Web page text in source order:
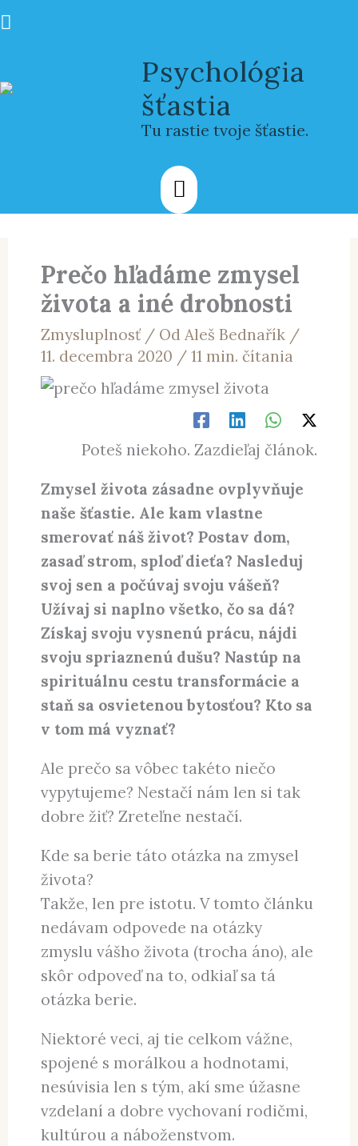
Preskočiť
na
Hľadať
Psychológia
šťastia
Tu rastie tvoje šťastie.
Hlavné
Menu
Prečo hľadáme zmysel
života a iné drobnosti
Zmysluplnosť/ Od Aleš Bednařík /
11. decembra 2020 / 11 min. čítania
Poteš niekoho. Zazdieľaj článok.
Zmysel života zásadne ovplyvňuje
naše šťastie. Ale kam vlastne
smerovať náš život? Postav dom,
zasaď strom, sploď dieťa? Nasleduj
svoj sen a počúvaj svoju vášeň?
Užívaj si naplno všetko, čo sa dá?
Získaj svoju vysnenú prácu, nájdi
svoju spriaznenú dušu? Nastúp na
spirituálnu cestu transformácie a
staň sa osvietenou bytosťou? Kto sa
v tom má vyznať?
Ale prečo sa vôbec takéto niečo
vypytujeme? Nestačí nám len si tak
dobre žiť? Zreteľne nestačí.
Kde sa berie táto otázka na zmysel
života?
Takže, len pre istotu. V tomto článku
nedávam odpovede na otázky
zmyslu vášho života (trocha áno), ale
skôr odpoveď na to, odkiaľ sa tá
otázka berie.
Niektoré veci, aj tie celkom vážne,
spojené s morálkou a hodnotami,
nesúvisia len s tým, akí sme úžasne
vzdelaní a dobre vychovaní rodičmi,
kultúrou a náboženstvom.